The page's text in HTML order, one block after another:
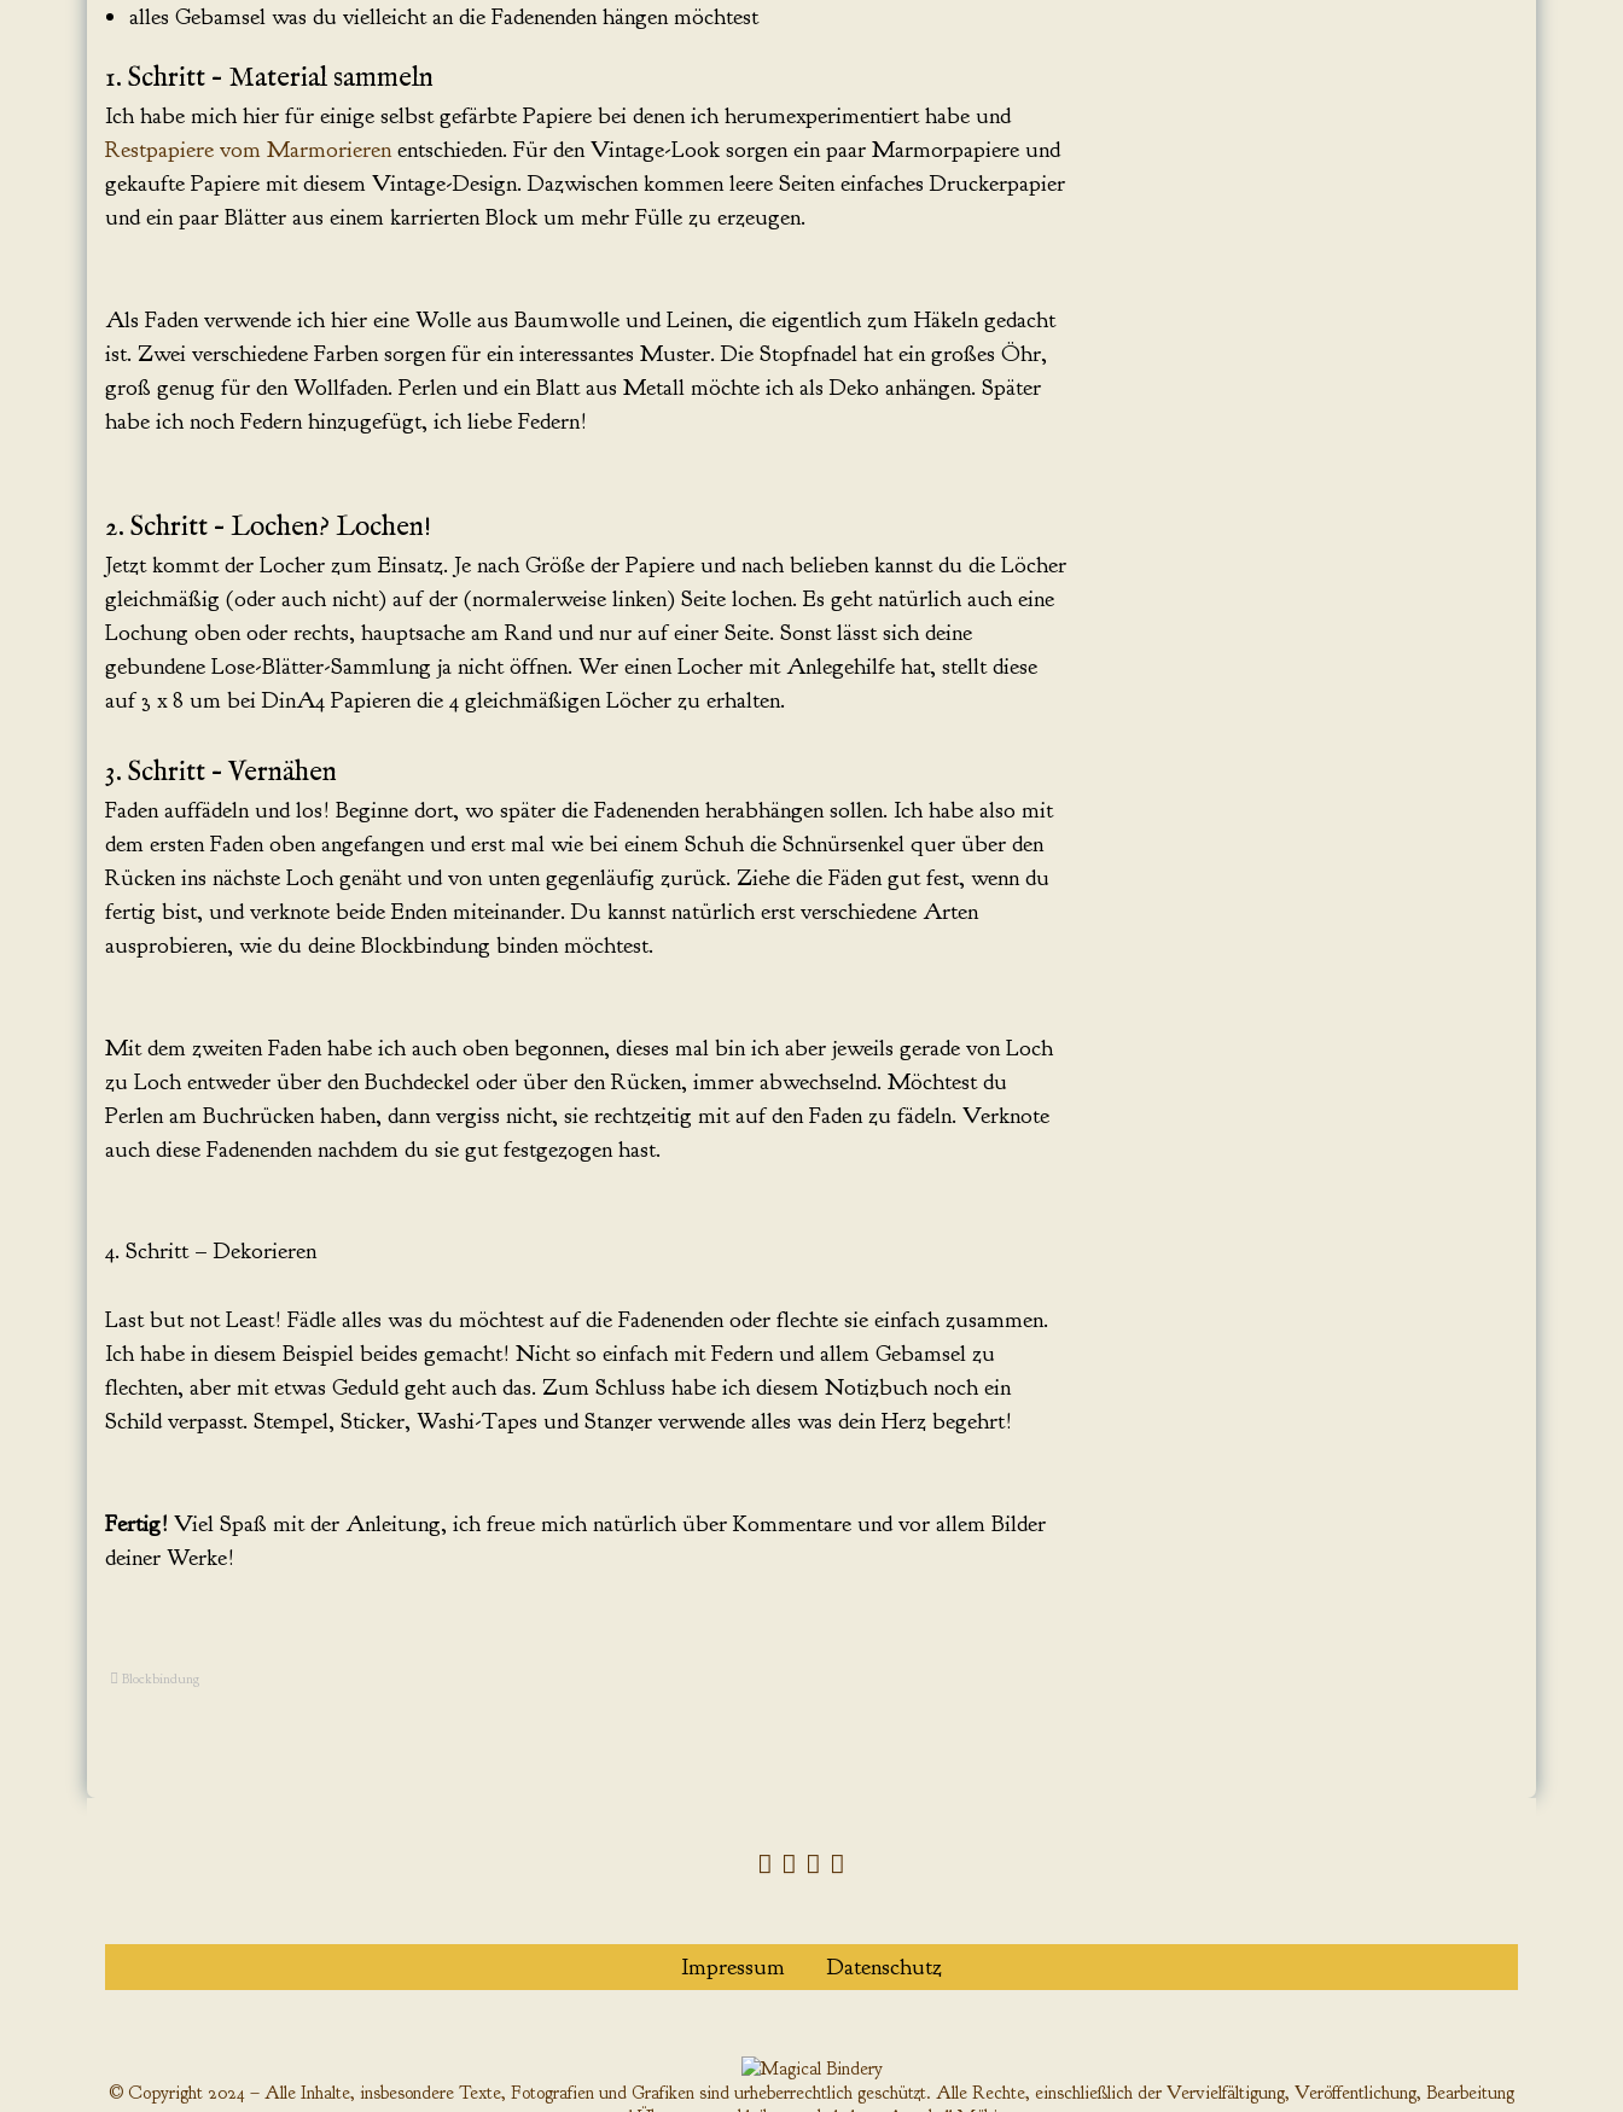
alles Gebamsel was du vielleicht an die Fadenenden hängen möchtest
1. Schritt – Material sammeln
Ich habe mich hier für einige selbst gefärbte Papiere bei denen ich herumexperimentiert habe und
Restpapiere vom Marmorierenentschieden. Für den Vintage-Look sorgen ein paar Marmorpapiere und
gekaufte Papiere mit diesem Vintage-Design. Dazwischen kommen leere Seiten einfaches Druckerpapier
und ein paar Blätter aus einem karrierten Block um mehr Fülle zu erzeugen.
Als Faden verwende ich hier eine Wolle aus Baumwolle und Leinen, die eigentlich zum Häkeln gedacht
ist. Zwei verschiedene Farben sorgen für ein interessantes Muster. Die Stopfnadel hat ein großes Öhr,
groß genug für den Wollfaden. Perlen und ein Blatt aus Metall möchte ich als Deko anhängen. Später
habe ich noch Federn hinzugefügt, ich liebe Federn!
2. Schritt – Lochen? Lochen!
Jetzt kommt der Locher zum Einsatz. Je nach Größe der Papiere und nach belieben kannst du die Löcher
gleichmäßig (oder auch nicht) auf der (normalerweise linken) Seite lochen. Es geht natürlich auch eine
Lochung oben oder rechts, hauptsache am Rand und nur auf einer Seite. Sonst lässt sich deine
gebundene Lose-Blätter-Sammlung ja nicht öffnen. Wer einen Locher mit Anlegehilfe hat, stellt diese
auf 3 x 8 um bei DinA4 Papieren die 4 gleichmäßigen Löcher zu erhalten.
3. Schritt – Vernähen
Faden auffädeln und los! Beginne dort, wo später die Fadenenden herabhängen sollen. Ich habe also mit
dem ersten Faden oben angefangen und erst mal wie bei einem Schuh die Schnürsenkel quer über den
Rücken ins nächste Loch genäht und von unten gegenläufig zurück. Ziehe die Fäden gut fest, wenn du
fertig bist, und verknote beide Enden miteinander. Du kannst natürlich erst verschiedene Arten
ausprobieren, wie du deine Blockbindung binden möchtest.
Mit dem zweiten Faden habe ich auch oben begonnen, dieses mal bin ich aber jeweils gerade von Loch
zu Loch entweder über den Buchdeckel oder über den Rücken, immer abwechselnd. Möchtest du
Perlen am Buchrücken haben, dann vergiss nicht, sie rechtzeitig mit auf den Faden zu fädeln. Verknote
auch diese Fadenenden nachdem du sie gut festgezogen hast.
4. Schritt – Dekorieren
Last but not Least! Fädle alles was du möchtest auf die Fadenenden oder flechte sie einfach zusammen.
Ich habe in diesem Beispiel beides gemacht! Nicht so einfach mit Federn und allem Gebamsel zu
flechten, aber mit etwas Geduld geht auch das. Zum Schluss habe ich diesem Notizbuch noch ein
Schild verpasst. Stempel, Sticker, Washi-Tapes und Stanzer verwende alles was dein Herz begehrt!
Fertig! Viel Spaß mit der Anleitung, ich freue mich natürlich über Kommentare und vor allem Bilder
deiner Werke!
Blockbindung
Impressum Datenschutz
© Copyright 2024 – Alle Inhalte, insbesondere Texte, Fotografien und Grafiken sind urheberrechtlich geschützt. Alle Rechte, einschließlich der Vervielfältigung, Veröffentlichung, Bearbeitung